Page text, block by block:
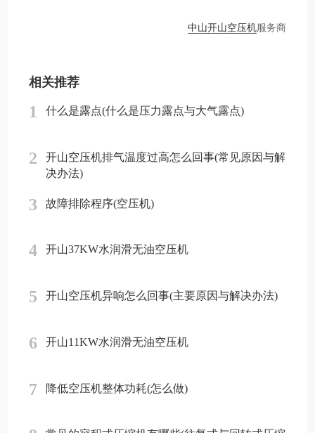
中山开山空压机服务商
相关推荐
1 什么是露点(什么是压力露点与大气露点)
2
开山空压机排气温度过高怎么回事(常见原因与解
决办法)
3 故障排除程序(空压机)
4 开山37KW水润滑无油空压机
5 开山空压机异响怎么回事(主要原因与解决办法)
6 开山11KW水润滑无油空压机
7 降低空压机整体功耗(怎么做)